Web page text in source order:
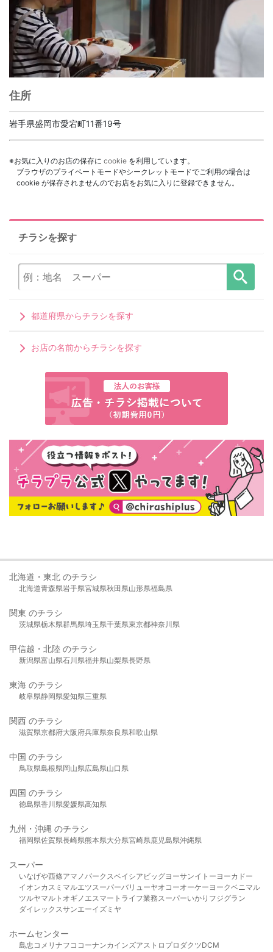
住所
岩手県盛岡市愛宕町11番19号
※お気に入りのお店の保存に cookie を利用しています。
ブラウザのプライベートモードやシークレットモードでご利用の場合は
cookie が保存されませんのでお店をお気に入りに登録できません。
チラシを探す
都道府県からチラシを探す
お店の名前からチラシを探す
北海道・東北 のチラシ
北海道青森県岩手県宮城県秋田県山形県福島県
関東 のチラシ
茨城県栃木県群馬県埼玉県千葉県東京都神奈川県
甲信越・北陸 のチラシ
新潟県富山県石川県福井県山梨県長野県
東海 のチラシ
岐阜県静岡県愛知県三重県
関西 のチラシ
滋賀県京都府大阪府兵庫県奈良県和歌山県
中国 のチラシ
鳥取県島根県岡山県広島県山口県
四国 のチラシ
徳島県香川県愛媛県高知県
九州・沖縄 のチラシ
福岡県佐賀県長崎県熊本県大分県宮崎県鹿児島県沖縄県
スーパー
いなげや西條アマノパークスベイシア ビッグヨーサンイトーヨーカドー
イオンカスミ マルエツスーパーバリューヤオコーオーケー ヨークベニマル
ツルヤマルト オギノ エスマート ライフ業務スーパーいかり フジグラン
ダイレックスサンエーイズミヤ
ホームセンター
島忠 コメリ ナフコ コーナンカインズアストロプロダクツDCM